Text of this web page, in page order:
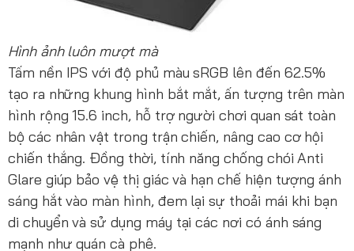
Hình ảnh luôn mượt mà
Tấm nền IPS với độ phủ màu sRGB lên đến 62.5%
tạo ra những khung hình bắt mắt, ấn tượng trên màn
hình rộng 15.6 inch, hỗ trợ người chơi quan sát toàn
bộ các nhân vật trong trận chiến, nâng cao cơ hội
chiến thắng. Đồng thời, tính năng chống chói Anti
Glare giúp bảo vệ thị giác và hạn chế hiện tượng ánh
sáng hắt vào màn hình, đem lại sự thoải mái khi bạn
di chuyển và sử dụng máy tại các nơi có ánh sáng
mạnh như quán cà phê.